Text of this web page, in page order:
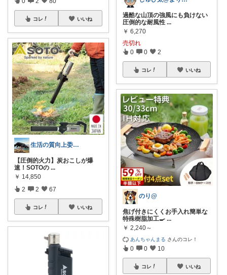
コレ いいね
生活の質向上委員会
​【圧倒的火力】炭おこしが爆
速！SOTOの ...
￥ 14,850
2 2 67
コレ いいね
過酷な山頂の強風にも負けない
圧倒的な耐風性 ...
￥ 6,270
売切れ
0 0 2
コレ いいね
のり@
焦げ付きにくくお手入れ簡単な
特殊樹脂加工🍳 ...
￥ 2,240～
あんちゃんまる さんのコレ！
0 0 10
コレ いいね